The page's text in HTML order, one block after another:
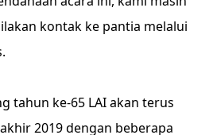
kontak ke pantia melalui
tahun ke-65 LAI akan terus
2019 dengan beberapa